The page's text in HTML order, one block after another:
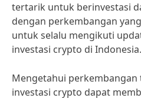
tertarik untuk berinvestasi
dengan perkembangan
untuk selalu mengikuti
investasi crypto di Indonesia.
Mengetahui
investasi crypto dapat